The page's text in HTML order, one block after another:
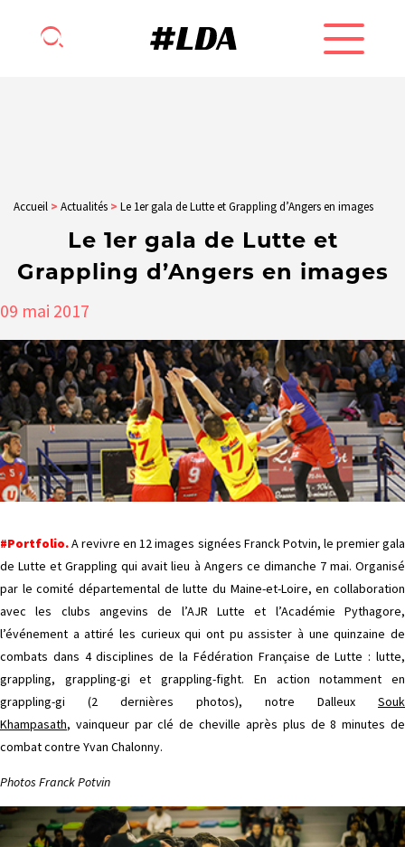
Accueil > Actualités > Le 1er gala de Lutte et Grappling d’Angers en images
Le 1er gala de Lutte et
Grappling d’Angers en images
09 mai 2017
#Portfolio.A revivre en 12 images signées Franck Potvin, le premier gala
de Lutte et Grappling qui avait lieu à Angers ce dimanche 7 mai. Organisé
par le comité départemental de lutte du Maine-et-Loire, en collaboration
avec les clubs angevins de l’AJR Lutte et l’Académie Pythagore,
l’événement a attiré les curieux qui ont pu assister à une quinzaine de
combats dans 4 disciplines de la Fédération Française de Lutte : lutte,
grappling, grappling-gi et grappling-fight. En action notamment en
grappling-gi (2 dernières photos), notre Dalleux Souk
Khampasath, vainqueur par clé de cheville après plus de 8 minutes de
combat contre Yvan Chalonny.
Photos Franck Potvin